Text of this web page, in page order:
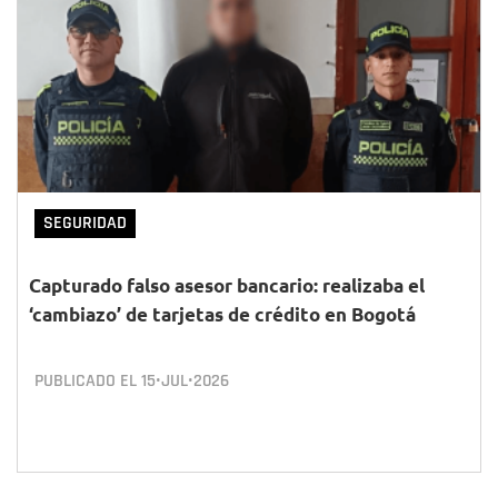
SEGURIDAD
Capturado falso asesor bancario: realizaba el
‘cambiazo’ de tarjetas de crédito en Bogotá
PUBLICADO EL15•JUL•2026